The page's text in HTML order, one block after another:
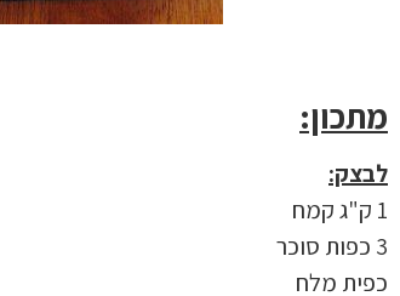
מתכון:
לבצק:
1 ק"ג קמח
3 כפות סוכר
כפית מלח